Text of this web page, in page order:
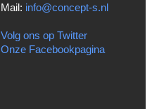
Mail: info@concept-s.nl
Volg ons op Twitter
Onze Facebookpagina